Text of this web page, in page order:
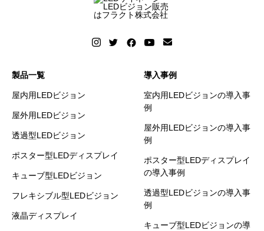
製品一覧
屋内用LEDビジョン
屋外用LEDビジョン
透過型LEDビジョン
ポスター型LEDディスプレイ
キューブ型LEDビジョン
フレキシブル型LEDビジョン
液晶ディスプレイ
導入事例
室内用LEDビジョンの導入事
例
屋外用LEDビジョンの導入事
例
ポスター型LEDディスプレイ
の導入事例
透過型LEDビジョンの導入事
例
キューブ型LEDビジョンの導